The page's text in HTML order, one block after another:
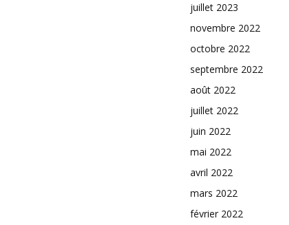
juillet 2023
novembre 2022
octobre 2022
septembre 2022
août 2022
juillet 2022
juin 2022
mai 2022
avril 2022
mars 2022
février 2022